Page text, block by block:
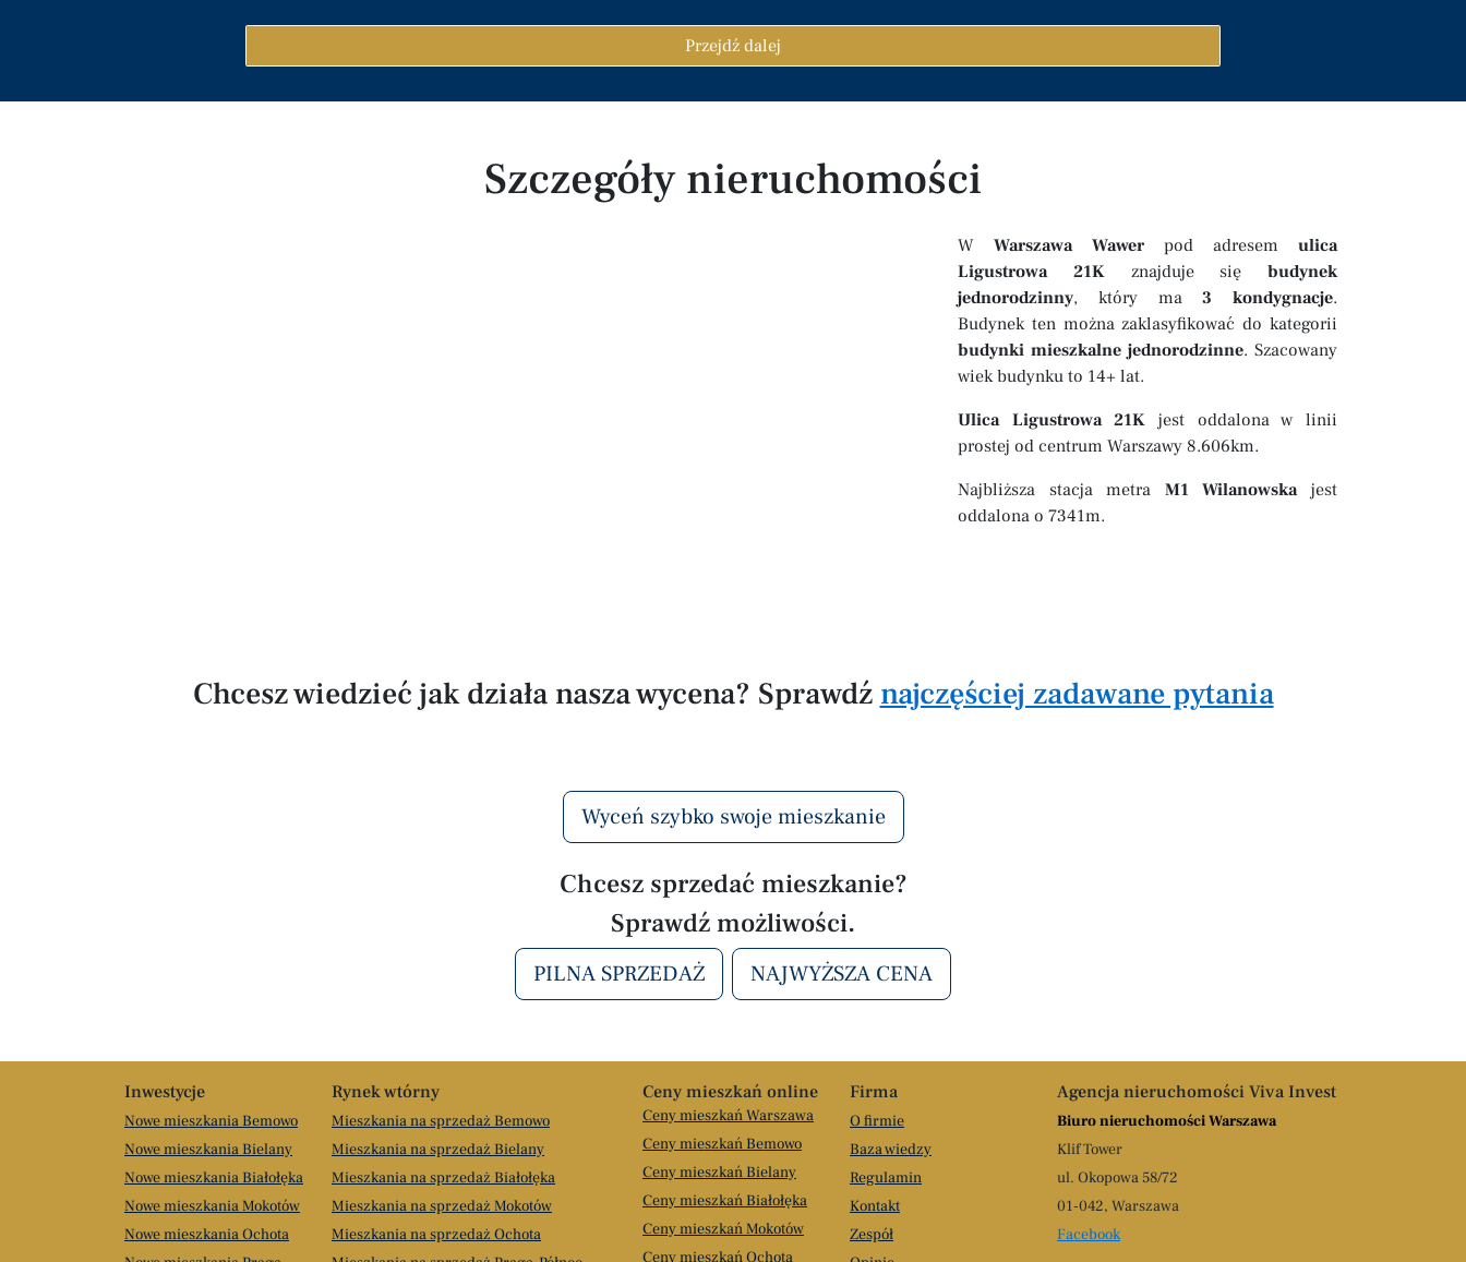
Przejdź dalej
Szczegóły nieruchomości
W Warszawa Wawer pod adresem ulica
Ligustrowa 21Kznajduje się budynek
jednorodzinny, który ma3 kondygnacje.
Budynek ten można zaklasyfikować do kategorii
budynki mieszkalne jednorodzinne. Szacowany
wiek budynku to 14+ lat.
Ulica Ligustrowa 21K jest oddalona w linii
prostej od centrum Warszawy 8.606km.
Najbliższa stacja metra M1 Wilanowskajest
oddalona o 7341m.
Chcesz wiedzieć jak działa nasza wycena? Sprawdź najczęściej zadawane pytania
Wyceń szybko swoje mieszkanie
Chcesz sprzedać mieszkanie?
Sprawdź możliwości.
PILNA SPRZEDAŻ NAJWYŻSZA CENA
Inwestycje
Nowe mieszkania Bemowo
Nowe mieszkania Bielany
Nowe mieszkania Białołęka
Nowe mieszkania Mokotów
Nowe mieszkania Ochota
Rynek wtórny
Mieszkania na sprzedaż Bemowo
Mieszkania na sprzedaż Bielany
Mieszkania na sprzedaż Białołęka
Mieszkania na sprzedaż Mokotów
Mieszkania na sprzedaż Ochota
Ceny mieszkań online
Ceny mieszkań Warszawa
Ceny mieszkań Bemowo
Ceny mieszkań Bielany
Ceny mieszkań Białołęka
Ceny mieszkań Mokotów
Ceny mieszkań Ochota
Firma
O firmie
Baza wiedzy
Regulamin
Kontakt
Zespół
Agencja nieruchomości Viva Invest
Biuro nieruchomości Warszawa
Klif Tower
ul. Okopowa 58/72
01-042, Warszawa
Facebook